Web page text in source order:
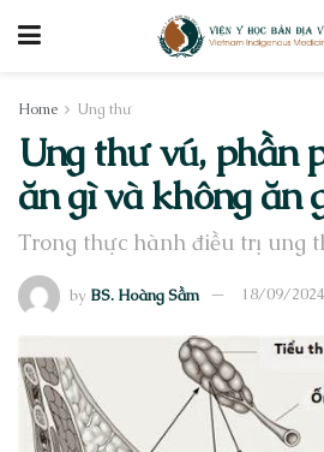
Home Ung thư
Ung thư vú, phần
ăn gì và không ăn
Trong thực hành điều trị ung
by BS. Hoàng Sầm 18/09/2024